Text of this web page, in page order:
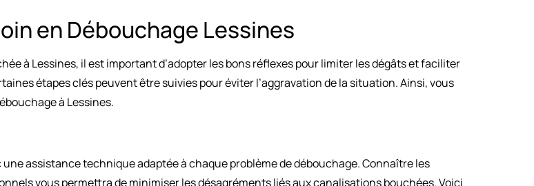
en Débouchage Lessines
à Lessines, il est important d’adopter les bons réflexes pour limiter les dégâts et faciliter
étapes clés peuvent être suivies pour éviter l’aggravation de la situation. Ainsi, vous
à Lessines.
assistance technique adaptée à chaque problème de débouchage. Connaître les
vous permettra de minimiser les désagréments liés aux canalisations bouchées. Voici